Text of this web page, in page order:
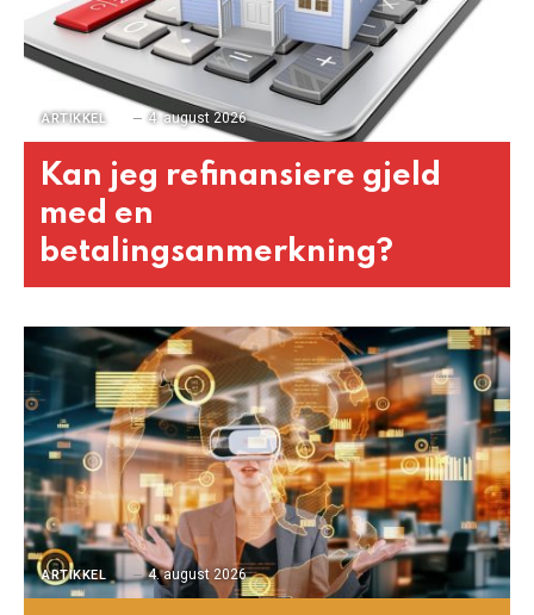
ARTIKKEL 4. august 2026
Kan jeg refinansiere gjeld
med en
betalingsanmerkning?
ARTIKKEL 4. august 2026